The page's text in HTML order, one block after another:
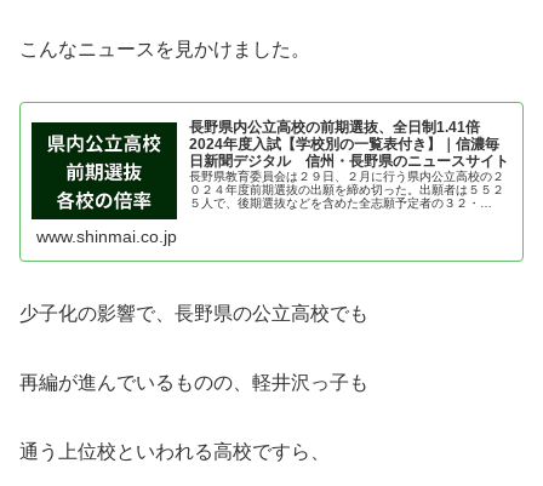
こんなニュースを見かけました。
長野県内公立高校の前期選抜、全日制1.41倍
2024年度入試【学校別の一覧表付き】｜信濃毎
日新聞デジタル 信州・長野県のニュースサイト
長野県教育委員会は２９日、２月に行う県内公立高校の２
０２４年度前期選抜の出願を締め切った。出願者は５５２
５人で、後期選抜などを含めた全志願予定者の３２・
www.shinmai.co.jp
少子化の影響で、長野県の公立高校でも
再編が進んでいるものの、軽井沢っ子も
通う上位校といわれる高校ですら、